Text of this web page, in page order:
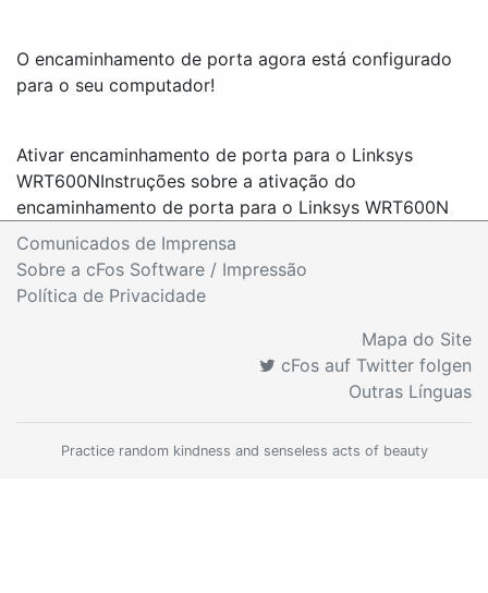
O encaminhamento de porta agora está configurado
para o seu computador!
Ativar encaminhamento de porta para o Linksys
WRT600NInstruções sobre a ativação do
encaminhamento de porta para o Linksys WRT600N
Comunicados de Imprensa
Sobre a cFos Software / Impressão
Política de Privacidade
Mapa do Site
cFos auf Twitter folgen
Outras Línguas
Practice random kindness and senseless acts of beauty